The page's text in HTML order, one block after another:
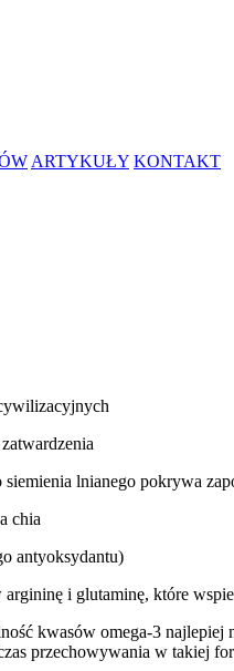
ARTYKUŁY KONTAKT
lnianego pokrywa
chia
antyoksydantu)
argininę i glutaminę, które
kwasów omega-3 najlepiej
przechowywania w takiej